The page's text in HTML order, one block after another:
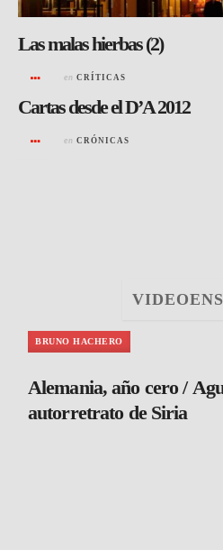
Las malas hierbas (2)
en CRÍTICAS
Cartas desde el D’A 2012
en CRÓNICAS
BRUNO HACHERO
Alemania, año cero /
autorretrato de Siria